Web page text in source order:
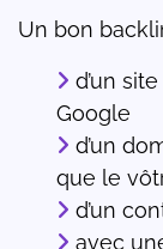
Un bon
d’un
Google
d’un
que le
d’un
avec